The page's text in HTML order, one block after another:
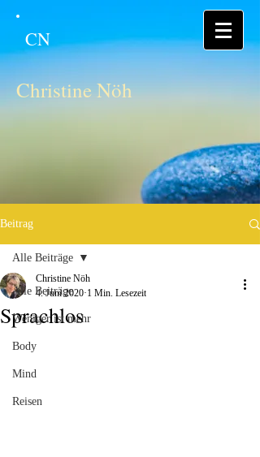
CN
Christine Nöh
Beitrag
Alle Beiträge
Weniger ist mehr
Body
Mind
Reisen
Alle Beiträge
Sprachlos
Christine Nöh
4. Juni 2020 1 Min. Lesezeit